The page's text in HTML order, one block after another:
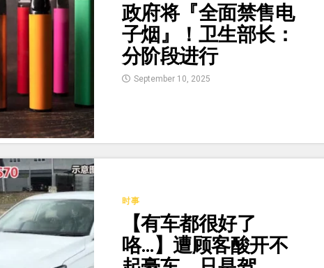
政府将『全面禁售电
子烟』！卫生部长：
分阶段进行
September 10, 2025
时事
【有车都很好了
咯…】遭顾客酸开不